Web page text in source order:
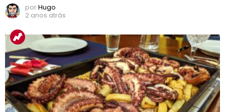
porHugo
2 anos atrás